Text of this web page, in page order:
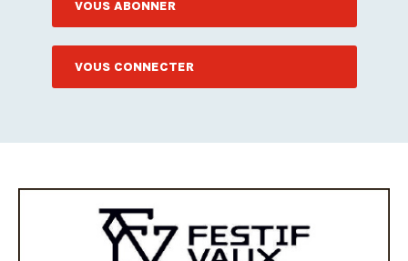
VOUS ABONNER
VOUS CONNECTER